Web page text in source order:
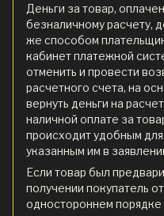
Деньги за товар,
безналичному расчету,
же способом
кабинет платежной
отменить и провести
расчетного счета, на
вернуть деньги на
наличной оплате за
происходит удобным
указанным им в
Если товар был
получении покупатель
одностороннем порядке